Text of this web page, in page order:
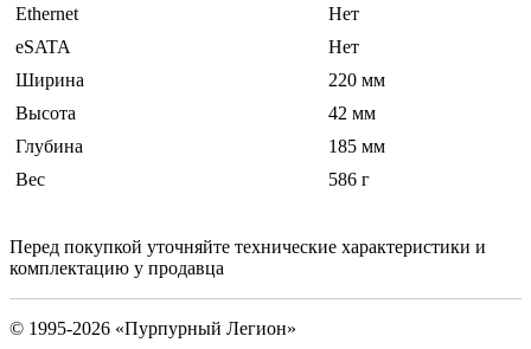
Ethernet
Нет
eSATA
Нет
Ширина
220 мм
Высота
42 мм
Глубина
185 мм
Вес
586 г
Перед покупкой уточняйте технические характеристики и
комплектацию у продавца
© 1995-2026 «Пурпурный Легион»